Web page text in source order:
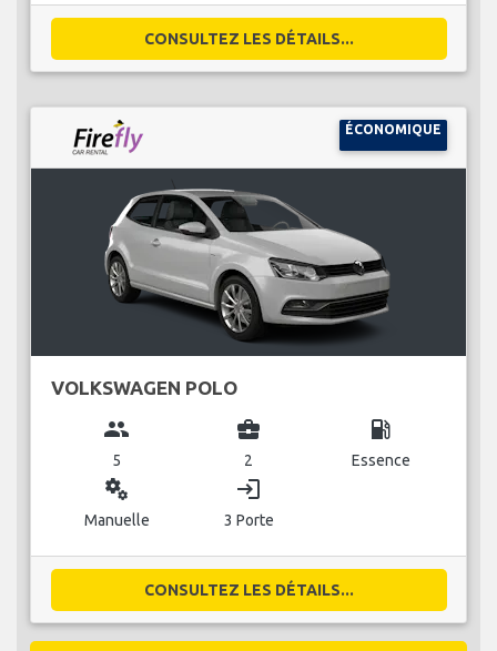
CONSULTEZ LES DÉTAILS...
ÉCONOMIQUE
VOLKSWAGEN POLO
group
5
business_center
2
local_gas_station
Essence
miscellaneous_services
Manuelle
login
3 Porte
CONSULTEZ LES DÉTAILS...